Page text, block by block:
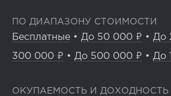
ПО ДИАПАЗОНУ СТОИМОСТИ
Бесплатные • До 50 000 ₽ • До
300 000 ₽ • До 500 000 ₽ • До
ОКУПАЕМОСТЬ И ДОХОДНОСТЬ